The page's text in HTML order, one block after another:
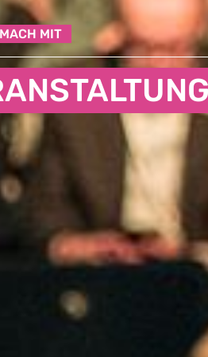
MACH MIT